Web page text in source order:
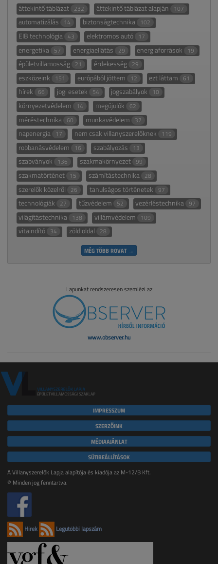
áttekintő táblázat 232 áttekintő táblázat alapján 107
automatizálás 14 biztonságtechnika 102
EIB technológia 43 elektromos autó 17
energetika 57 energiaellátás 29 energiaforrások 19
épületvillamosság 21 érdekesség 29
eszközeink 151 európából jöttem 12 ezt láttam 61
hírek 66 jogi esetek 54 jogszabályok 10
környezetvédelem 14 megújulók 62
méréstechnika 60 munkavédelem 37
napenergia 17 nem csak villanyszerelőknek 119
robbanásvédelem 16 szabályozás 13
szabványok 136 szakmakörnyezet 99
szakmatörténet 15 számítástechnika 28
szerelők közelről 26 tanulságos történetek 97
technológiák 27 tűzvédelem 52 vezérléstechnika 97
világítástechnika 138 villámvédelem 109
vitaindító 34 zöld oldal 28
MÉG TÖBB ROVAT →
Lapunkat rendszeresen szemlézi az
www.observer.hu
IMPRESSZUM
SZERZŐINK
MÉDIAAJÁNLAT
SÜTIBEÁLLÍTÁSOK
A Villanyszerelők Lapja alapítója és kiadója az M-12/B Kft.
© Minden jog fenntartva.
Hírek Legutóbbi lapszám